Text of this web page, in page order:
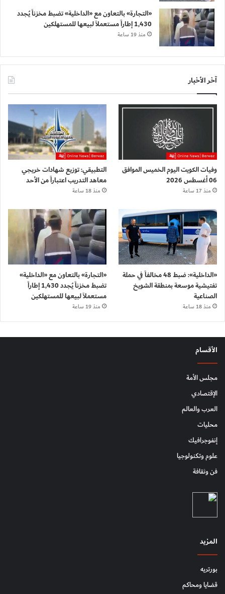
«التجارة» بالتعاون مع «الداخلية» تضبط مخزناً يُجدد
1,430 إطاراً مستعملاً لبيعها للمستهلكين
منذ 19 ساعة
آخر الأخبار
وفيات الكويت اليوم الخميس الموافق
06 أغسطس 2026
منذ 17 ساعة
التطبيقي: توزيع شهادات خريجي
معاهد التدريب اعتباراً من الأحد
منذ 18 ساعة
«الداخلية»: ضبط 48 مخالفاً في حملة
تفتيشية موسعة بمنطقة الشويخ
الصناعية
منذ 18 ساعة
«التجارة» بالتعاون مع «الداخلية»
تضبط مخزناً يُجدد 1,430 إطاراً
مستعملاً لبيعها للمستهلكين
منذ 19 ساعة
الأقسام
مجلس الأمة
الإقتصادي
العرب والعالم
محليات
إنفوجرافيك
علوم وتكنولوجيا
فن وثقافة
المزيد
بورتريه
قضايا ومحاكم